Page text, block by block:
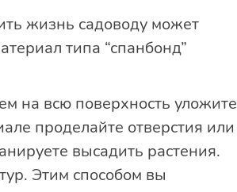
жизнь садоводу может
типа “спанбонд”
на всю поверхность уложите
проделайте отверстия или
высадить растения.
Этим способом вы